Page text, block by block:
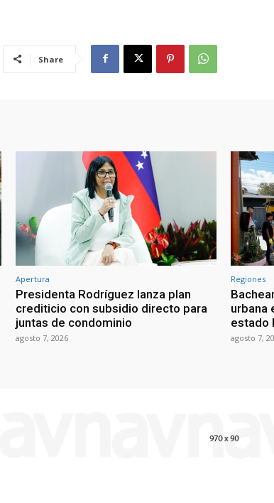
Share
Apertura
Presidenta Rodríguez lanza plan
crediticio con subsidio directo para
juntas de condominio
agosto 7, 2026
Regiones
urbana
estado
agosto 7,